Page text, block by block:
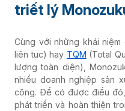
triết lý
Cùng với những khái niệm
liên tục) hay TQM (Total
lượng toàn diện),
nhiều doanh nghiệp sản
công. Để có được điều
phát triển và hoàn thiện